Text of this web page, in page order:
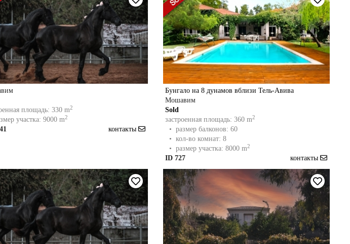
площадь: 330 m2
участка: 9000 m2
контакты
Бунгало на 8 дунамов вблизи Тель-Авива
Мошавим
Sold
застроенная площадь: 360 m2
• размер балконов: 60
• кол-во комнат: 8
• размер участка: 8000 m2
ID 727 контакты